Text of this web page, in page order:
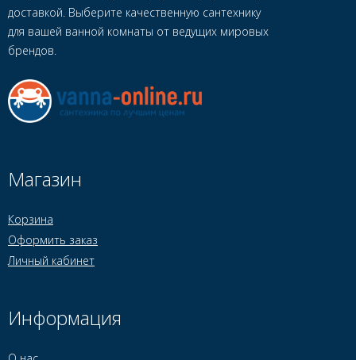
доставкой. Выберите качественную сантехнику
для вашей ванной комнаты от ведущих мировых
брендов.
Магазин
Корзина
Оформить заказ
Личный кабинет
Информация